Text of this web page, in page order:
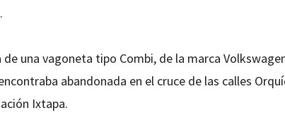
una vagoneta tipo Combi, de la marca
abandonada en el cruce de las calles
Ixtapa.